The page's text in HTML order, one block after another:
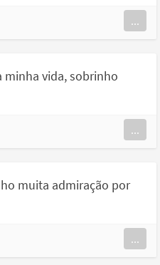
...
minha vida, sobrinho
...
muita admiração por
...